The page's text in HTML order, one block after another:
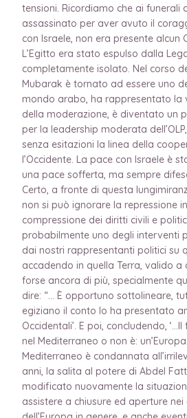
tensioni. Ricordiamo che ai funerali
assassinato per aver avuto il
con Israele, non era presente alcun
L’Egitto era stato espulso dalla
completamente isolato. Nel corso
Mubarak è tornato ad essere uno
mondo arabo, ha rappresentato la
della moderazione, è diventato un
per la leadership moderata
senza esitazioni la linea della
l’Occidente. La pace con Israele è
una pace sofferta, ma sempre
Certo, a fronte di questa
non si può ignorare la repressione
compressione dei diritti civili e
probabilmente uno degli interventi
dai nostri rappresentanti politici su
accadendo in quella Terra, valido a
forse ancora di più, specialmente
dire: “… È opportuno sottolineare,
egiziano il conto lo ha presentato
Occidentali’. E poi, concludendo,
nel Mediterraneo o non è:
Mediterraneo è condannata
anni, la salita al potere di Abdel
modificato nuovamente la
assistere a chiusure ed aperture nei